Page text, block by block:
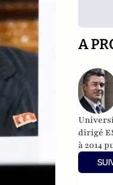
A
dirigé
à 2014
Il est